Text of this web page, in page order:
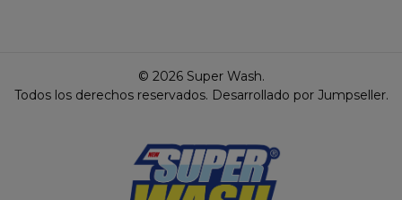
© 2026 Super Wash.
Todos los derechos reservados. Desarrollado por Jumpseller.